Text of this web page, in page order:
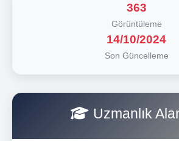
363
Görüntüleme
14/10/2024
Son Güncelleme
Uzmanlık